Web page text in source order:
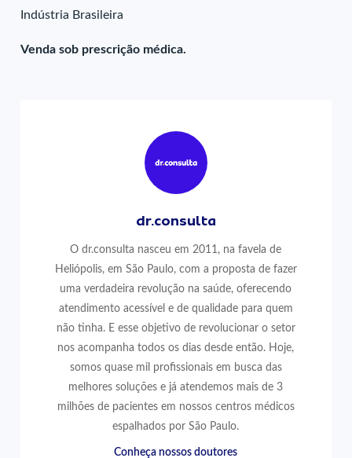
Indústria Brasileira
Venda sob prescrição médica.
dr.consulta
O dr.consulta nasceu em 2011, na favela de
Heliópolis, em São Paulo, com a proposta de fazer
uma verdadeira revolução na saúde, oferecendo
atendimento acessível e de qualidade para quem
não tinha. E esse objetivo de revolucionar o setor
nos acompanha todos os dias desde então. Hoje,
somos quase mil profissionais em busca das
melhores soluções e já atendemos mais de 3
milhões de pacientes em nossos centros médicos
espalhados por São Paulo.
Conheça nossos doutores